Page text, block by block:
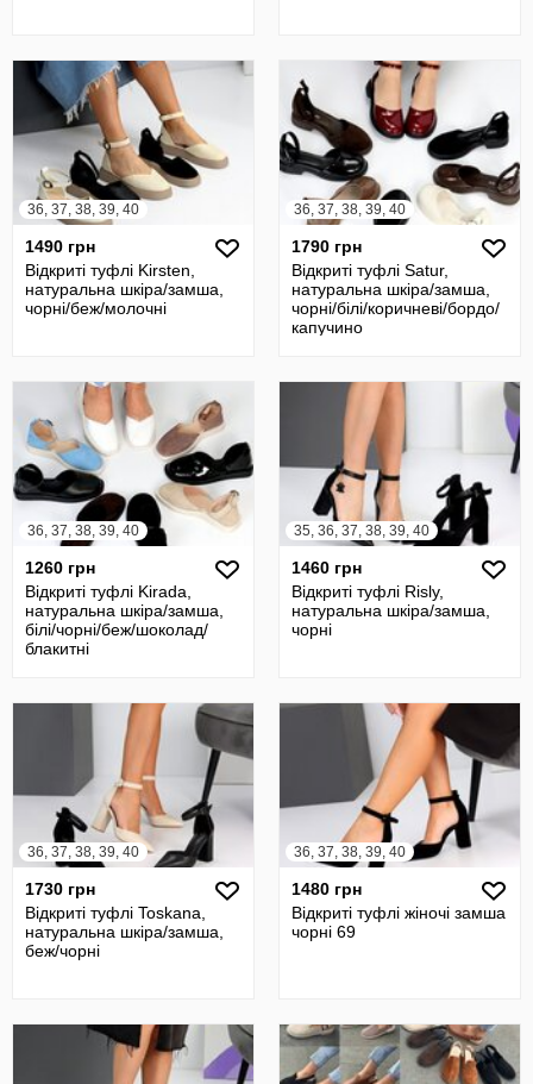
36, 37, 38, 39, 40
1490 грн
Відкриті туфлі Kirsten,
натуральна шкіра/замша,
чорні/беж/молочні
36, 37, 38, 39, 40
1790 грн
Відкриті туфлі Satur,
натуральна шкіра/замша,
чорні/білі/коричневі/бордо/
капучино
36, 37, 38, 39, 40
1260 грн
Відкриті туфлі Kirada,
натуральна шкіра/замша,
білі/чорні/беж/шоколад/
блакитні
35, 36, 37, 38, 39, 40
1460 грн
Відкриті туфлі Risly,
натуральна шкіра/замша,
чорні
36, 37, 38, 39, 40
1730 грн
Відкриті туфлі Toskana,
натуральна шкіра/замша,
беж/чорні
36, 37, 38, 39, 40
1480 грн
Відкриті туфлі жіночі замша
чорні 69